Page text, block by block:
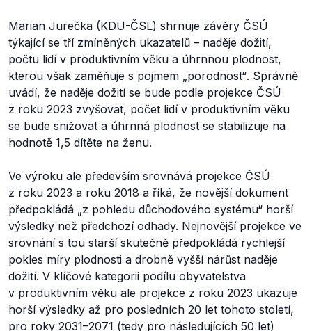
Marian Jurečka (KDU-ČSL) shrnuje závěry ČSÚ
týkající se tří zmíněných ukazatelů – naděje dožití,
počtu lidí v produktivním věku a úhrnnou plodnost,
kterou však zaměňuje s pojmem „porodnost“. Správně
uvádí, že naděje dožití se bude podle projekce ČSÚ
z roku 2023 zvyšovat, počet lidí v produktivním věku
se bude snižovat a úhrnná plodnost se stabilizuje na
hodnotě 1,5 dítěte na ženu.
Ve výroku ale především srovnává projekce ČSÚ
z roku 2023 a roku 2018 a říká, že novější dokument
předpokládá „z pohledu důchodového systému“ horší
výsledky než předchozí odhady. Nejnovější projekce ve
srovnání s tou starší skutečně předpokládá rychlejší
pokles míry plodnosti a drobně vyšší nárůst naděje
dožití. V klíčové kategorii podílu obyvatelstva
v produktivním věku ale projekce z roku 2023 ukazuje
horší výsledky až pro posledních 20 let tohoto století,
pro roky 2031–2071 (tedy pro následujících 50 let)